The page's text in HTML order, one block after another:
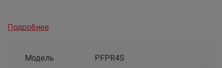
Подробнее
Модель
PFPR4S